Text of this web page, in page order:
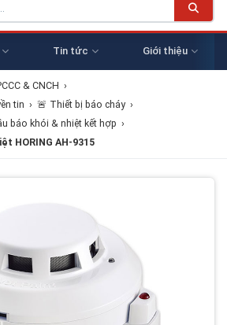
Tin tức Giới thiệu
& CNCH ›
tin › 🚨 Thiết bị báo cháy ›
báo khói & nhiệt kết hợp ›
HORING AH-9315